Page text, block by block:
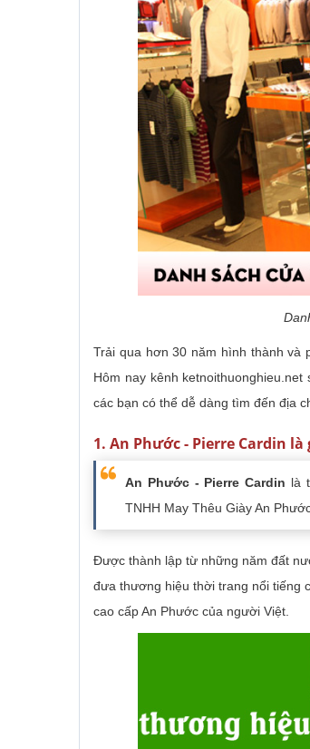
Trải qua hơn 30 năm hình thành và
Hôm nay kênh
các bạn có thể dễ dàng tìm đến địa
1. An Phước - Pierre Cardin là
An Phước - Pierre Cardin là
TNHH May Thêu Giày An
Được thành lập từ những năm đất
đưa thương hiệu thời trang nổi tiếng
cao cấp An Phước của người Việt.